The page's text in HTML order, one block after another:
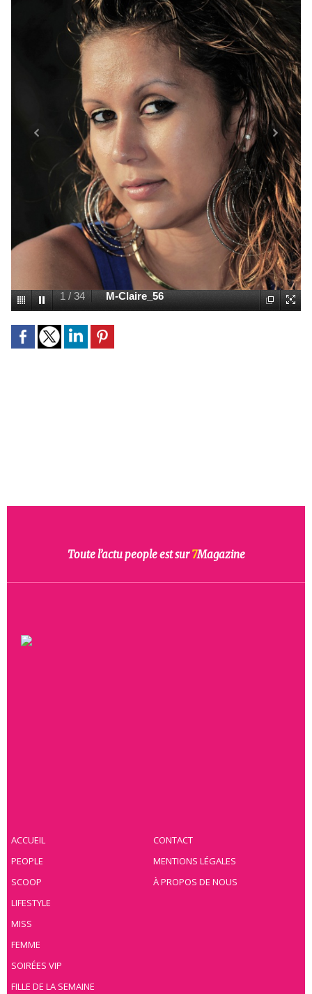
1 /34 M-Claire_56
Toute l’actu people est sur7Magazine
ACCUEIL
PEOPLE
SCOOP
LIFESTYLE
MISS
FEMME
SOIRÉES VIP
FILLE DE LA SEMAINE
CONTACT
MENTIONS LÉGALES
À PROPOS DE NOUS